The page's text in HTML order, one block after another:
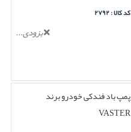
کد کالا : ۲۷۹۲
بزودی...
پمپ باد فندکی خودرو برند
VASTER